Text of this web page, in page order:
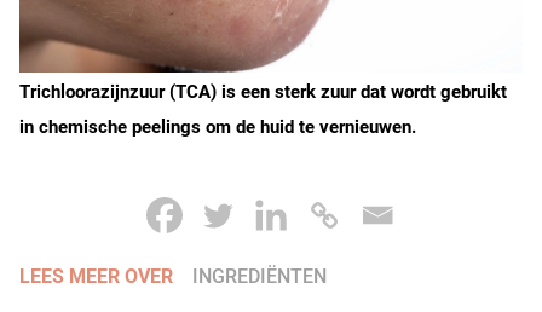
Trichloorazijnzuur (TCA) is een sterk zuur dat wordt gebruikt
in chemische peelings om de huid te vernieuwen.
LEES MEER OVER INGREDIËNTEN